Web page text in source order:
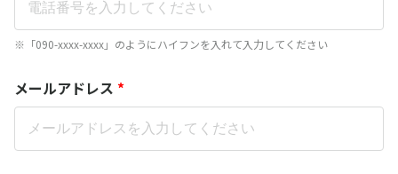
※「090-xxxx-xxxx」のようにハイフンを入れて入力してください
メールアドレス *